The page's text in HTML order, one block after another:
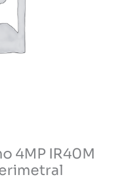
4MP IR40M